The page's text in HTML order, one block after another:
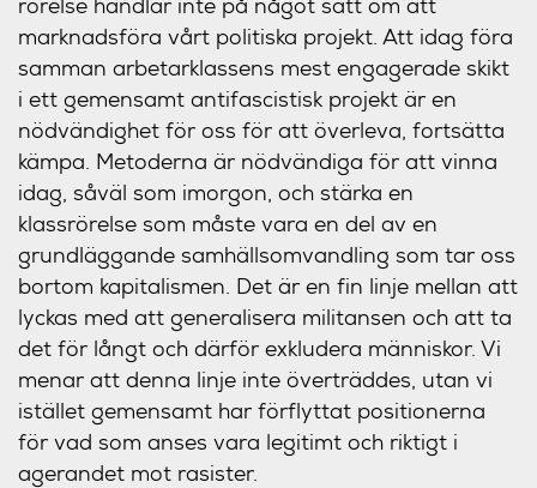
marknadsföra vårt politiska projekt. Att idag föra
samman arbetarklassens mest engagerade skikt
i ett gemensamt antifascistisk projekt är en
nödvändighet för oss för att överleva, fortsätta
kämpa. Metoderna är nödvändiga för att vinna
idag, såväl som imorgon, och stärka en
klassrörelse som måste vara en del av en
grundläggande samhällsomvandling som tar oss
bortom kapitalismen. Det är en fin linje mellan att
lyckas med att generalisera militansen och att ta
det för långt och därför exkludera människor. Vi
menar att denna linje inte överträddes, utan vi
istället gemensamt har förflyttat positionerna
för vad som anses vara legitimt och riktigt i
agerandet mot rasister.